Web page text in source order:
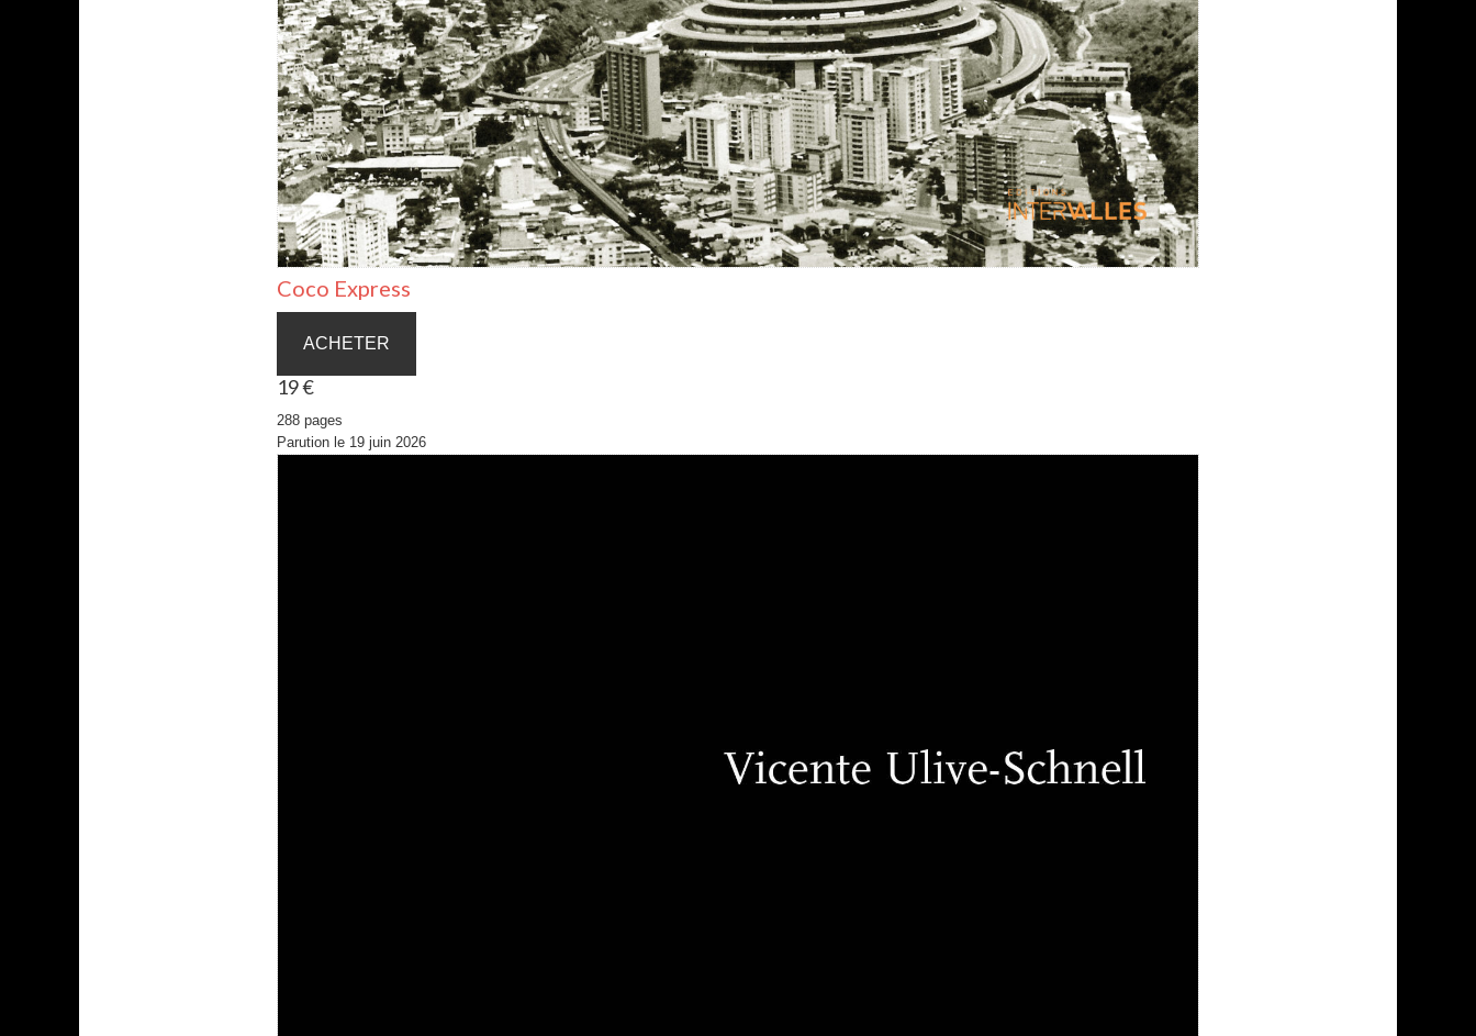
Coco Express
ACHETER
19 €
288 pages
Parution le 19 juin 2026